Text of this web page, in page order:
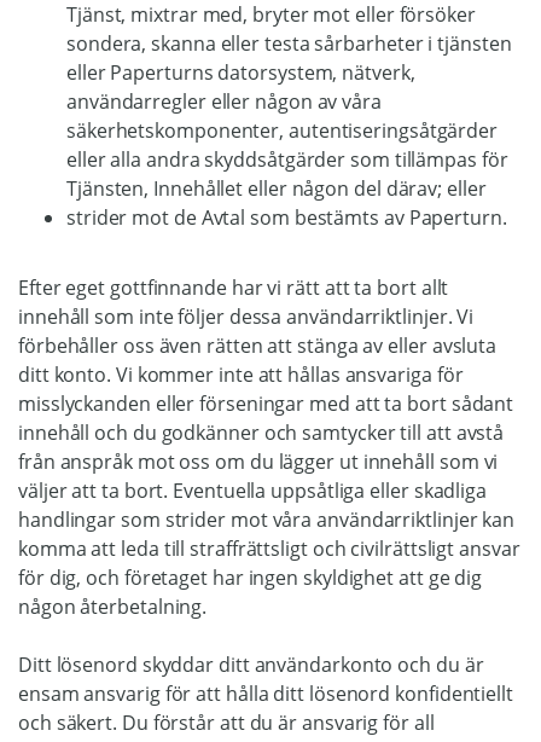
Tjänst, mixtrar med, bryter mot eller försöker
sondera, skanna eller testa sårbarheter i tjänsten
eller Paperturns datorsystem, nätverk,
användarregler eller någon av våra
säkerhetskomponenter, autentiseringsåtgärder
eller alla andra skyddsåtgärder som tillämpas för
Tjänsten, Innehållet eller någon del därav; eller
strider mot de Avtal som bestämts av Paperturn.
Efter eget gottfinnande har vi rätt att ta bort allt
innehåll som inte följer dessa användarriktlinjer. Vi
förbehåller oss även rätten att stänga av eller avsluta
ditt konto. Vi kommer inte att hållas ansvariga för
misslyckanden eller förseningar med att ta bort sådant
innehåll och du godkänner och samtycker till att avstå
från anspråk mot oss om du lägger ut innehåll som vi
väljer att ta bort. Eventuella uppsåtliga eller skadliga
handlingar som strider mot våra användarriktlinjer kan
komma att leda till straffrättsligt och civilrättsligt ansvar
för dig, och företaget har ingen skyldighet att ge dig
någon återbetalning.
Ditt lösenord skyddar ditt användarkonto och du är
ensam ansvarig för att hålla ditt lösenord konfidentiellt
och säkert. Du förstår att du är ansvarig för all